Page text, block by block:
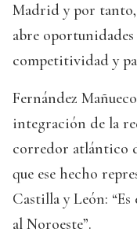
Madrid y por tanto,
abre oportunidades
competitividad y
Fernández
integración de la
corredor atlántico
que ese hecho
Castilla y León:
al Noroeste”.